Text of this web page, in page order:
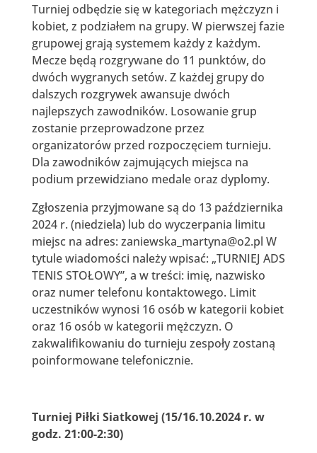
Turniej odbędzie się w kategoriach mężczyzn i
kobiet, z podziałem na grupy. W pierwszej fazie
grupowej grają systemem każdy z każdym.
Mecze będą rozgrywane do 11 punktów, do
dwóch wygranych setów. Z każdej grupy do
dalszych rozgrywek awansuje dwóch
najlepszych zawodników. Losowanie grup
zostanie przeprowadzone przez
organizatorów przed rozpoczęciem turnieju.
Dla zawodników zajmujących miejsca na
podium przewidziano medale oraz dyplomy.
Zgłoszenia przyjmowane są do 13 października
2024 r. (niedziela) lub do wyczerpania limitu
miejsc na adres: zaniewska_martyna@o2.pl W
tytule wiadomości należy wpisać: „TURNIEJ ADS
TENIS STOŁOWY”, a w treści: imię, nazwisko
oraz numer telefonu kontaktowego. Limit
uczestników wynosi 16 osób w kategorii kobiet
oraz 16 osób w kategorii mężczyzn. O
zakwalifikowaniu do turnieju zespoły zostaną
poinformowane telefonicznie.
Turniej Piłki Siatkowej (15/16.10.2024 r. w
godz. 21:00-2:30)